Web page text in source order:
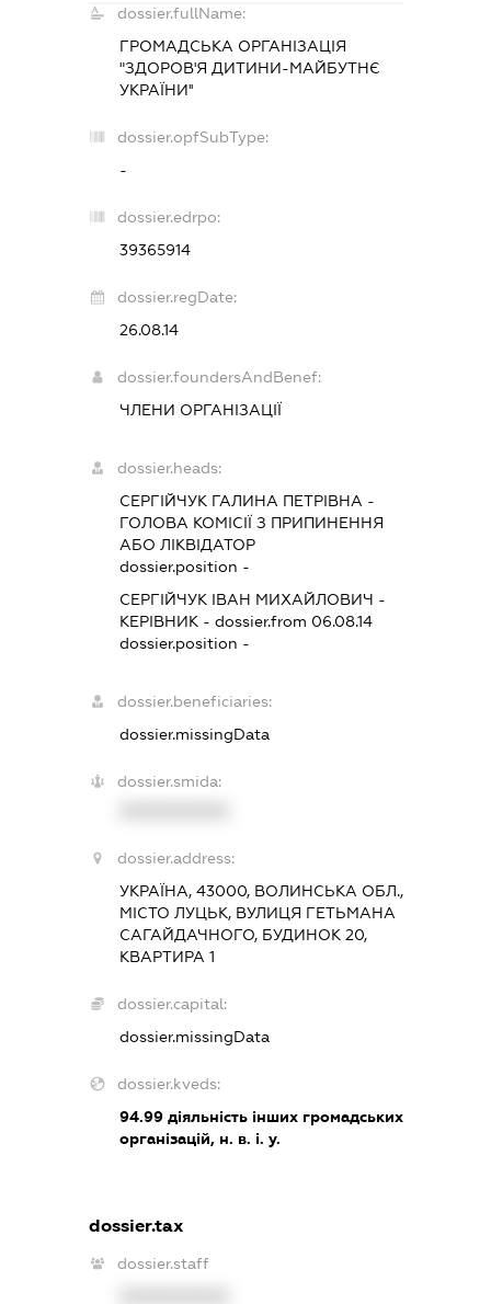
dossier.fullName:
ГРОМАДСЬКА ОРГАНІЗАЦІЯ
"ЗДОРОВ'Я ДИТИНИ-МАЙБУТНЄ
УКРАЇНИ''
dossier.opfSubType:
-
dossier.edrpo:
39365914
dossier.regDate:
26.08.14
dossier.foundersAndBenef:
ЧЛЕНИ ОРГАНІЗАЦІЇ
dossier.heads:
СЕРГІЙЧУК ГАЛИНА ПЕТРІВНА -
ГОЛОВА КОМІСІЇ З ПРИПИНЕННЯ
АБО ЛІКВІДАТОР
dossier.position -
СЕРГІЙЧУК ІВАН МИХАЙЛОВИЧ -
КЕРІВНИК- dossier.from 06.08.14
dossier.position -
dossier.beneficiaries:
dossier.missingData
dossier.smida:
dossier.address:
УКРАЇНА, 43000, ВОЛИНСЬКА ОБЛ.,
МІСТО ЛУЦЬК, ВУЛИЦЯ ГЕТЬМАНА
САГАЙДАЧНОГО, БУДИНОК 20,
КВАРТИРА 1
dossier.capital:
dossier.missingData
dossier.kveds:
94.99діяльність інших громадських
організацій, н. в. і. у.
dossier.tax
dossier.staff